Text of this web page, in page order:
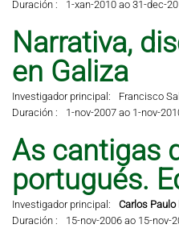
Duración :
1-xan-2010 ao 31-dec-
Narrativa,
en Galiza
Investigador principal:
Francisco
Duración :
1-nov-2007 ao 1-nov-
As cantigas
portugués.
Investigador principal:
Carlos Paulo
Duración :
15-nov-2006 ao 15-nov-